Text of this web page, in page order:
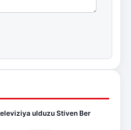
televiziya ulduzu Stiven Ber